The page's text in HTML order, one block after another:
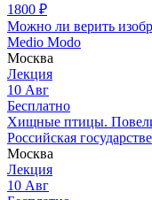
1800 ₽
Можно ли верить
Medio Modo
Москва
Лекция
10 Авг
Бесплатно
Хищные птицы.
Российская
Москва
Лекция
10 Авг